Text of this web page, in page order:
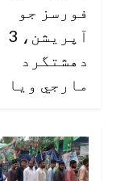
فورسز جو
آپريشن، 3
دهشتگرد
مارجي ويا